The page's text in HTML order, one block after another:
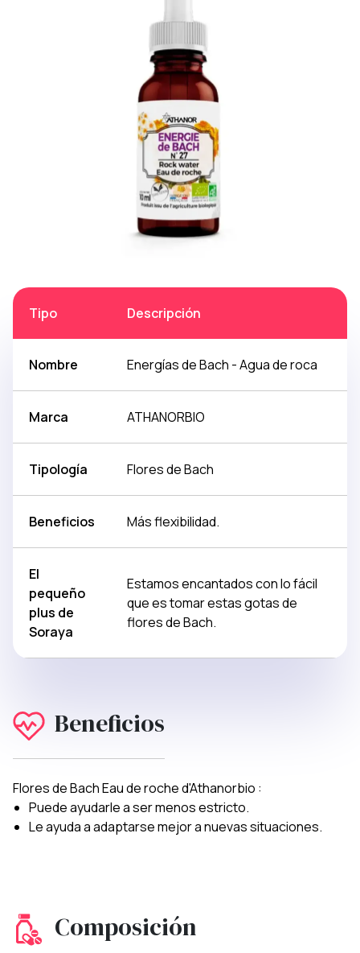
Tipo Descripción
Nombre Energías de Bach - Agua de roca
Marca ATHANORBIO
Tipología Flores de Bach
Beneficios Más flexibilidad.
El
pequeño
plus de
Soraya
Estamos encantados con lo fácil
que es tomar estas gotas de
flores de Bach.
Beneficios
Flores de Bach Eau de roche d'Athanorbio :
Puede ayudarle a ser menos estricto.
Le ayuda a adaptarse mejor a nuevas situaciones.
Composición